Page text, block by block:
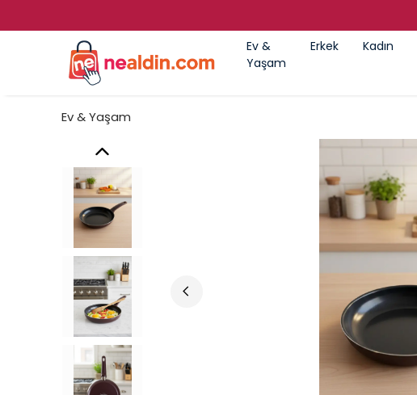
Ev &
Yaşam
Erkek Kadın
Ev & Yaşam